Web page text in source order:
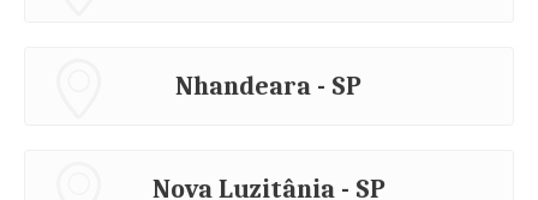
Nhandeara - SP
Nova Luzitânia - SP